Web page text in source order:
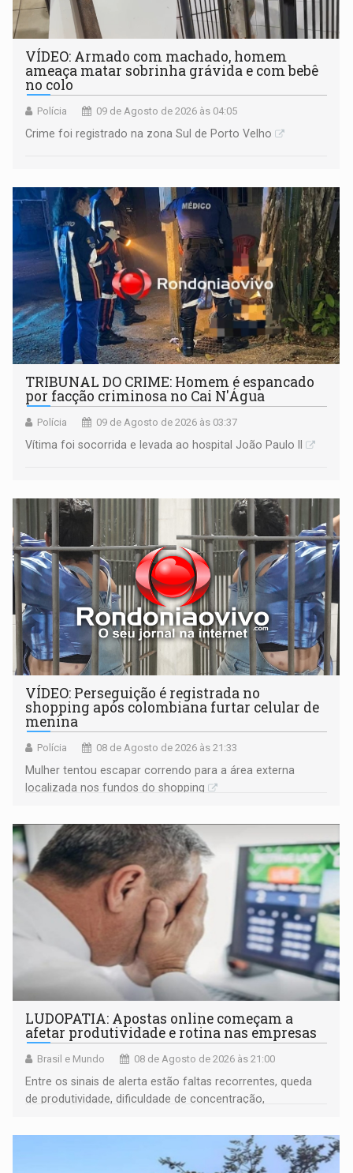
VÍDEO: Armado com machado, homem
ameaça matar sobrinha grávida e com bebê
no colo
Polícia 09 de Agosto de 2026 às 04:05
Crime foi registrado na zona Sul de Porto Velho
TRIBUNAL DO CRIME: Homem é espancado
por facção criminosa no Cai N'Água
Polícia 09 de Agosto de 2026 às 03:37
Vítima foi socorrida e levada ao hospital João Paulo II
VÍDEO: Perseguição é registrada no
shopping após colombiana furtar celular de
menina
Polícia 08 de Agosto de 2026 às 21:33
Mulher tentou escapar correndo para a área externa
localizada nos fundos do shopping
LUDOPATIA: Apostas online começam a
afetar produtividade e rotina nas empresas
Brasil e Mundo 08 de Agosto de 2026 às 21:00
Entre os sinais de alerta estão faltas recorrentes, queda
de produtividade, dificuldade de concentração,